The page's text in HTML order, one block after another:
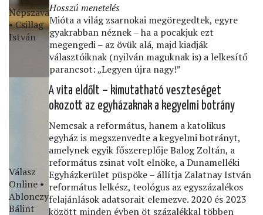
Népszava
• Csillag
István
Hosszú menetelés
Mióta a világ zsarnokai megöregedtek, egyre
gyakrabban néznek – ha a pocakjuk ezt
megengedi – az övük alá, majd kiadják
választóiknak (nyilván maguknak is) a lelkesítő
parancsot: „Legyen újra nagy!”
Válasz
Online •
Ablonczy
Bálint
A vita eldőlt – kimutatható veszteséget
okozott az egyházaknak a kegyelmi botrány
Nemcsak a református, hanem a katolikus
egyház is megszenvedte a kegyelmi botrányt,
amelynek egyik főszereplője Balog Zoltán, a
református zsinat volt elnöke, a Dunamelléki
Egyházkerület püspöke – állítja Zalatnay István
református lelkész, teológus az egyszázalékos
felajánlások adatsorait elemezve. 2020 és 2023
között minden évben öt százalékkal többen